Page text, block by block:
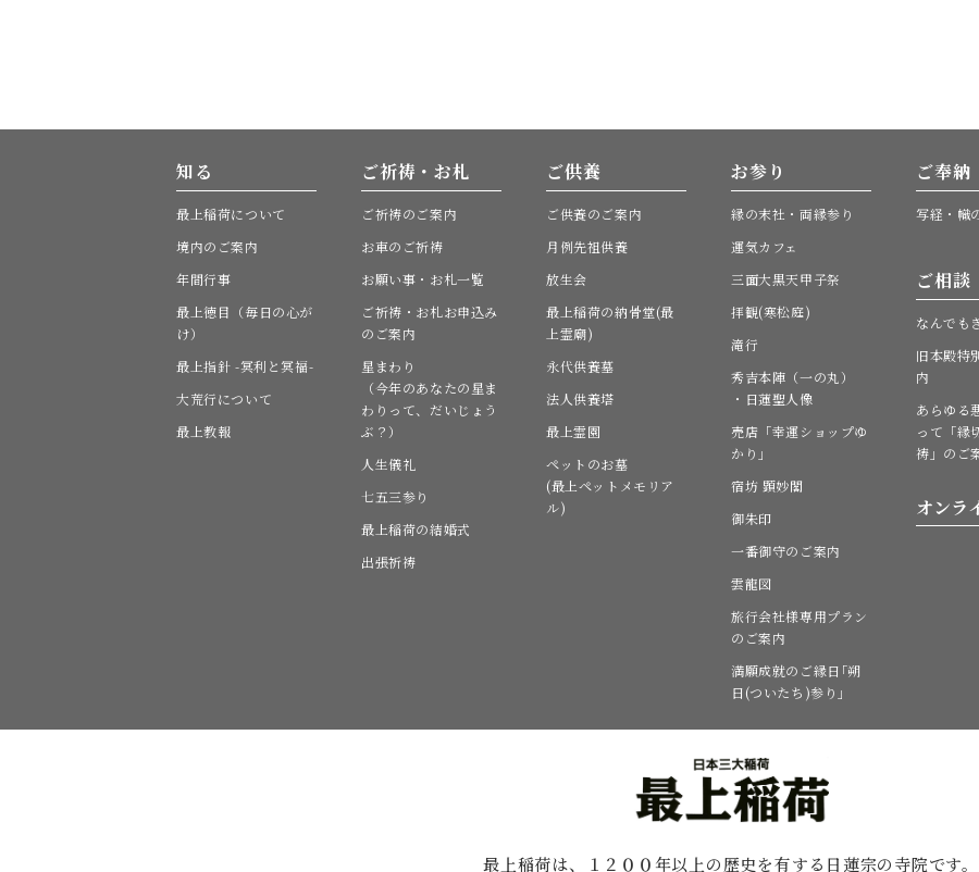
知る
最上稲荷について
境内のご案内
年間行事
最上徳目（毎日の心が
け）
最上指針 -冥利と冥福-
大荒行について
最上教報
ご祈祷・お札
ご祈祷のご案内
お車のご祈祷
お願い事・お札一覧
ご祈祷・お札お申込み
のご案内
星まわり
（今年のあなたの星ま
わりって、だいじょう
ぶ？）
人生儀礼
七五三参り
最上稲荷の結婚式
出張祈祷
ご供養
ご供養のご案内
月例先祖供養
放生会
最上稲荷の納骨堂(最
上霊廟)
永代供養墓
法人供養塔
最上霊園
ペットのお墓
(最上ペットメモリア
ル)
お参り
縁の末社・両縁参り
運気カフェ
三面大黒天甲子祭
拝観(寒松庭)
滝行
秀吉本陣（一の丸）
・日蓮聖人像
売店「幸運ショップゆ
かり」
宿坊 顕妙閣
御朱印
一番御守のご案内
雲龍図
旅行会社様専用プラン
のご案内
満願成就のご縁日｢朔
日(ついたち)参り｣
ご奉納
写経・幟
ご相談
なんでも
旧本殿特
内
あらゆる
って「縁
祷」のご
オンラ
最上稲荷は、１２００年以上の歴史を有する 日蓮宗の寺院です。